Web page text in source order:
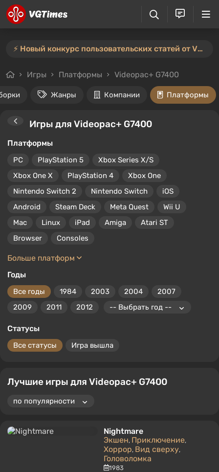
⚡️ Новый конкурс пользовательских статей от VGTimes — участвуйте тут ⚡️
Игры Платформы Videopac+ G7400
Жанры Компании Платформы
Игры для Videopac+ G7400
Платформы
PC PlayStation 5
Xbox Series X/S
Xbox One X
PlayStation 4
Xbox One
Nintendo Switch 2
Nintendo Switch
iOS
Android
Steam Deck Meta Quest
Wii U
Mac
Linux iPad Amiga
Atari ST
Browser
Consoles
Больше платформ
Годы
Все годы 1984 2003 2004
2007
2009
2011 2012
Статусы
Все статусы Игра вышла
Лучшие игры для Videopac+ G7400
Nightmare
Экшен, Приключение,
Хоррор, Вид сверху,
Головоломка
1983